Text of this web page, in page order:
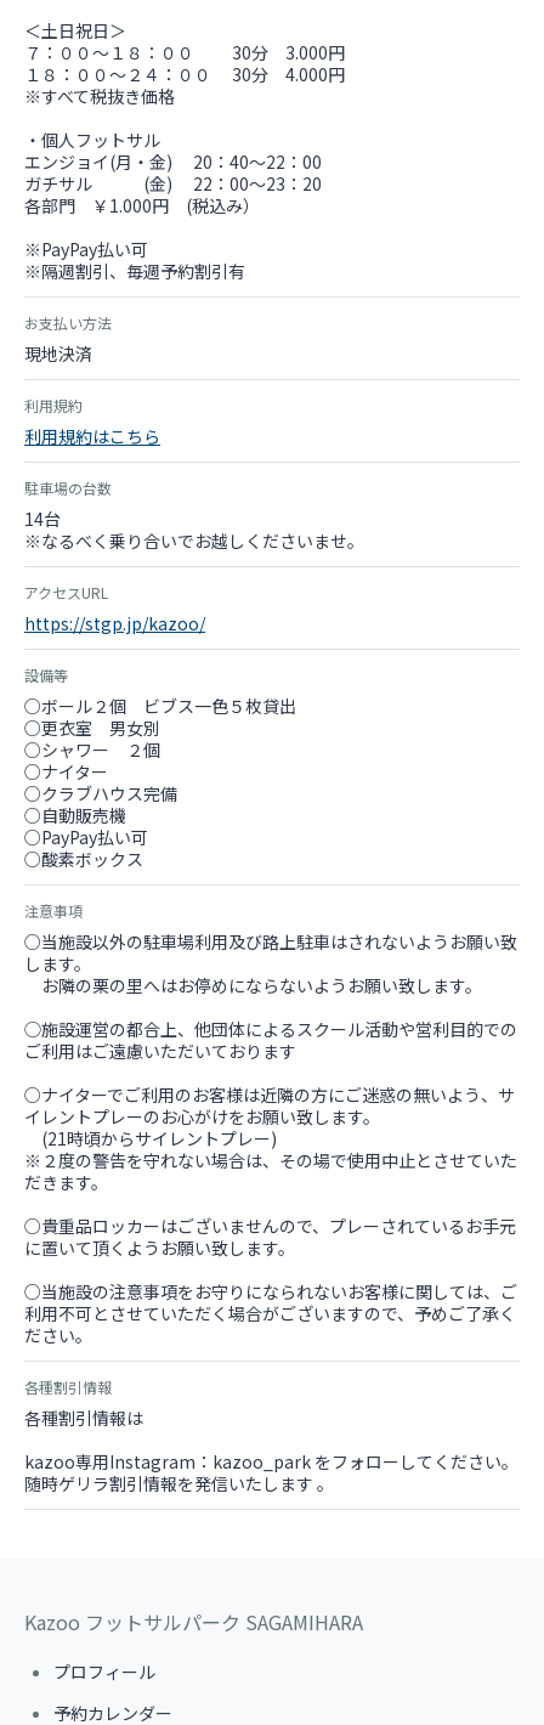
＜土日祝日＞
７：００～１８：００ 30分 3.000円
１８：００～２４：００ 30分 4.000円
※すべて税抜き価格
・個人フットサル
エンジョイ(月・金) 20：40～22：00
ガチサル (金) 22：00～23：20
各部門 ￥1.000円 (税込み）
※PayPay払い可
※隔週割引、毎週予約割引有
お支払い方法
現地決済
利用規約
利用規約はこちら
駐車場の台数
14台
※なるべく乗り合いでお越しくださいませ。
アクセスURL
https://stgp.jp/kazoo/
設備等
○ボール２個 ビブス一色５枚貸出
○更衣室 男女別
○シャワー ２個
○ナイター
○クラブハウス完備
○自動販売機
○PayPay払い可
○酸素ボックス
注意事項
○当施設以外の駐車場利用及び路上駐車はされないようお願い致
します。
お隣の栗の里へはお停めにならないようお願い致します。
◯施設運営の都合上、他団体によるスクール活動や営利目的での
ご利用はご遠慮いただいております
○ナイターでご利用のお客様は近隣の方にご迷惑の無いよう、サ
イレントプレーのお心がけをお願い致します。
(21時頃からサイレントプレー)
※２度の警告を守れない場合は、その場で使用中止とさせていた
だきます。
○貴重品ロッカーはございませんので、プレーされているお手元
に置いて頂くようお願い致します。
○当施設の注意事項をお守りになられないお客様に関しては、ご
利用不可とさせていただく場合がございますので、予めご了承く
ださい。
各種割引情報
各種割引情報は
kazoo専用Instagram：kazoo_park をフォローしてください。
随時ゲリラ割引情報を発信いたします 。
Kazoo フットサルパーク SAGAMIHARA
プロフィール
予約カレンダー